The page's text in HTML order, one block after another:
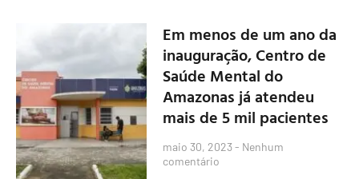
Em menos de um ano da
inauguração, Centro de
Saúde Mental do
Amazonas já atendeu
mais de 5 mil pacientes
maio 30, 2023 Nenhum
comentário